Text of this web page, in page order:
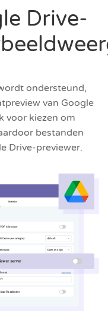
Drive-
ondersteund,
van Google
voor kiezen om
bestanden
Drive-previewer.